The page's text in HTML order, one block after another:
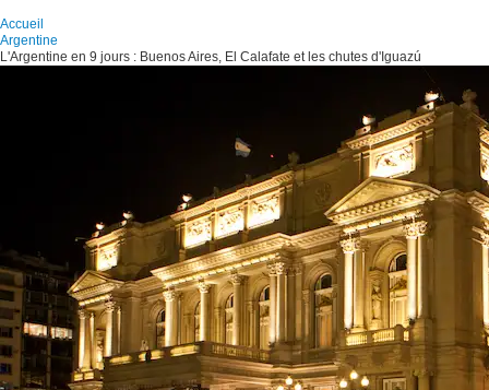
Accueil
Argentine
L'Argentine en 9 jours : Buenos Aires, El Calafate et les chutes d'Iguazú